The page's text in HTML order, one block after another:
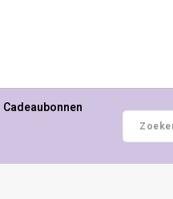
Cadeaubonnen